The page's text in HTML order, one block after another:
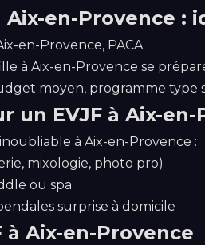
Aix-en-Provence
en-Provence, PACA
à Aix-en-Provence se
moyen, programme
un EVJF à Aix-en-
à Aix-en-Provence :
mixologie, photo pro)
ou spa
surprise à domicile
à Aix-en-Provence